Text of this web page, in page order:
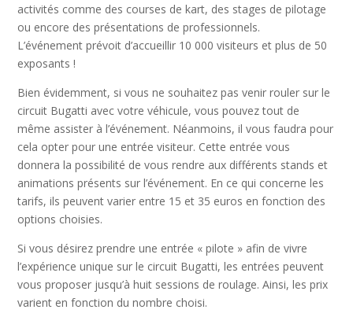
activités comme des courses de kart, des stages de pilotage
ou encore des présentations de professionnels.
L’événement prévoit d’accueillir 10 000 visiteurs et plus de 50
exposants !
Bien évidemment, si vous ne souhaitez pas venir rouler sur le
circuit Bugatti avec votre véhicule, vous pouvez tout de
même assister à l’événement. Néanmoins, il vous faudra pour
cela opter pour une entrée visiteur. Cette entrée vous
donnera la possibilité de vous rendre aux différents stands et
animations présents sur l’événement. En ce qui concerne les
tarifs, ils peuvent varier entre 15 et 35 euros en fonction des
options choisies.
Si vous désirez prendre une entrée « pilote » afin de vivre
l’expérience unique sur le circuit Bugatti, les entrées peuvent
vous proposer jusqu’à huit sessions de roulage. Ainsi, les prix
varient en fonction du nombre choisi.